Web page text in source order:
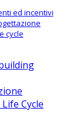
ed incentivi
cycle
Cycle